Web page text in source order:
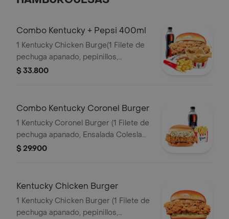
Combo Kentucky + Pepsi 400ml
1 Kentucky Chicken Burge(1 Filete de
pechuga apanado, pepinillos,
mayonesa premium y mantequilla) + 1
$ 33.800
Combo Kentucky Coronel Burger
1 Kentucky Coronel Burger (1 Filete de
pechuga apanado, Ensalada Coleslaw,
BBQ y mantequilla) + 1 Papa Pequeña
$ 29.900
Kentucky Chicken Burger
1 Kentucky Chicken Burger (1 Filete de
pechuga apanado, pepinillos,